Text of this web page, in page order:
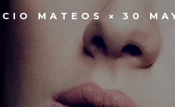
MATEOS 30